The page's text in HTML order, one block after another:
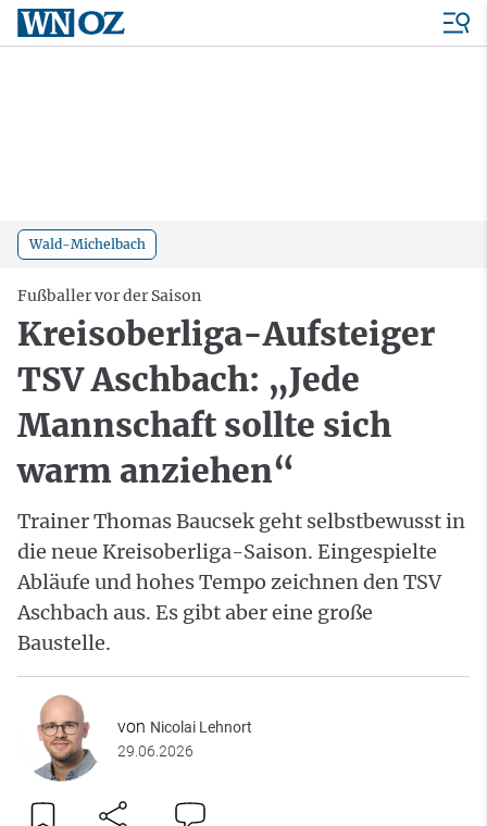
Wald-Michelbach
Fußballer vor der Saison
Kreisoberliga-Aufsteiger
TSV Aschbach: „Jede
Mannschaft sollte sich
warm anziehen“
Trainer Thomas Baucsek geht selbstbewusst in
die neue Kreisoberliga-Saison. Eingespielte
Abläufe und hohes Tempo zeichnen den TSV
Aschbach aus. Es gibt aber eine große
Baustelle.
von Nicolai Lehnort
29.06.2026